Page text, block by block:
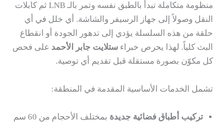
منظومة متكاملة تبدأ بالطبق نفسه وتمر بالـ LNB ثم كابلات
النقل وصولاً إلى جهاز الرسيفر والشاشة. أي خلل في أي
حلقة من هذه السلسلة يؤدي إلى تدهور الجودة أو انقطاع
البث كلياً. لهذا يحرص خبراء ستلايت جابر الأحمد على فحص
كل مكوّن بصورة مستقلة قبل تقديم أي توصية.
تشمل الخدمات الأساسية المقدمة في المنطقة:
تركيب أطباق فضائية جديدة
بمختلف الأحجام من 60 سم